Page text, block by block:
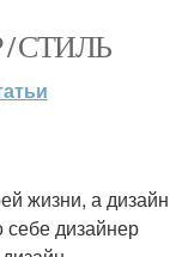
СТИЛЬ
жизни, а дизайн
дизайнер